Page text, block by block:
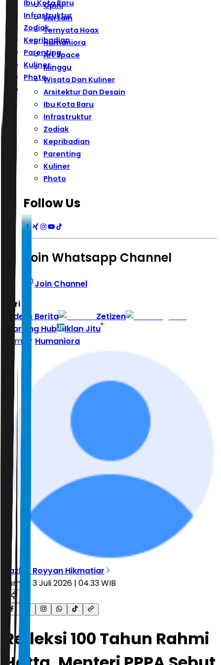
Ibu Kota Baru
Infrastruktur
Zodiak
Kepribadian
Parenting
Kuliner
Photo
Opini
Sisi Lain
Ternyata Hoax
Humaniora
Art Space
Minggu
Wisata Dan Kuliner
Arsitektur Dan Desain
Ibu Kota Baru
Infrastruktur
Zodiak
Kepribadian
Parenting
Kuliner
Photo
Follow Us
Join Whatsapp Channel
Join Channel
Hari ini
Indeks Berita
Zetizen
Learning Hub
Iklan Jitu
Home
Humaniora
Tazkia Royyan Hikmatiar
Jumat, 3 Juli 2026 | 04.33 WIB
Refleksi 100 Tahun Rahmi